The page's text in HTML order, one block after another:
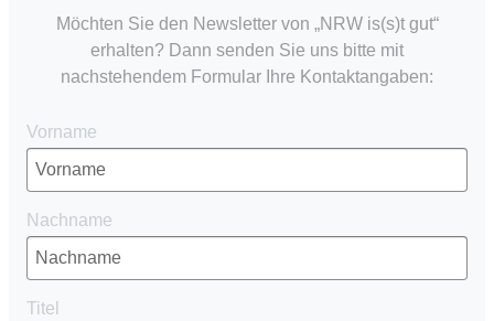
Möchten Sie den Newsletter von „NRW is(s)t gut“
erhalten? Dann senden Sie uns bitte mit
nachstehendem Formular Ihre Kontaktangaben:
Vorname
Nachname
Titel